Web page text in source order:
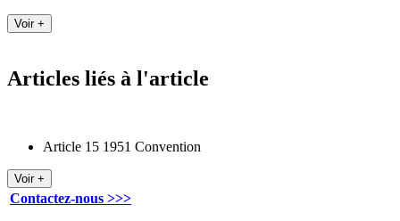
Articles liés à l'article
Article 15 1951 Convention
Contactez-nous >>>